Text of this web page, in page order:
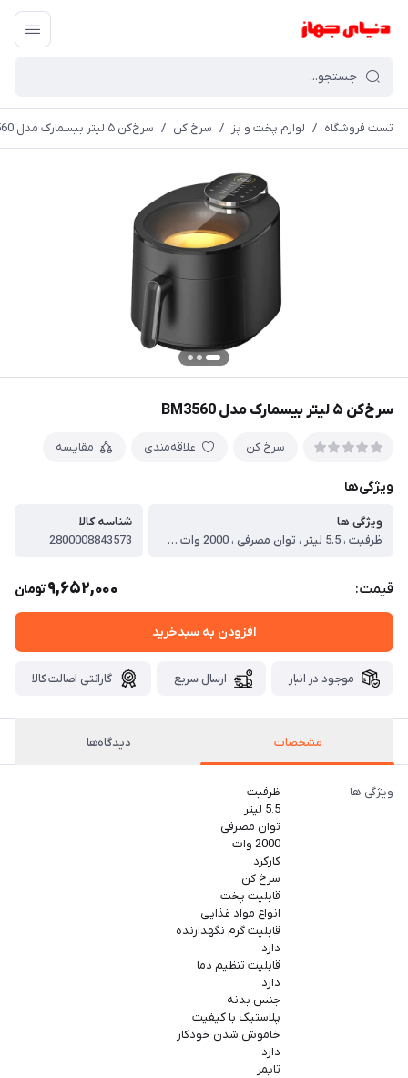
تست فروشگاه / لوازم پخت و پز / سرخ کن / سرخ‌کن ۵ لیتر بیسمارک مدل BM3560
سرخ‌کن ۵ لیتر بیسمارک مدل BM3560
سرخ کن علاقه‌مندی مقایسه
ویژگی‌ها
ویژگی ها
ظرفیت ، 5.5 لیتر ، توان مصرفی ، 2000 وات ، کارکرد ، سرخ کن ، قابلیت پخت ، انواع مواد غذایی ، قابلیت گرم نگهدارنده ، دارد ، قابلیت تنظیم دما ، دارد ، جنس بدنه ، پلاستیک با کیفیت ، خاموش شدن خودکار ، دارد ، تایمر ، تایمر 60 دقیقه‌ای ، نوع کنترل ، لمسی ، نوع محفظه ، کشویی ، شکل کاسه ، دایره ای ، جنس کاسه ، کلید روشن / خاموش ، دارد ، ظرفیت به نفر ، بیش از 6 نفر ، نمایشگر ، دارد ، صفحه نمایش لمسی ، دارد ، نوع دستگیره ، سرد ، قابلیت نظافت ، دارد ، سایر مشخصات ، دارای مخزن شفاف
شناسه کالا
2800008843573
قیمت: 9,652,000تومان
افزودن به سبدخرید
موجود در انبار ارسال سریع گارانتی اصالت کالا
مشخصات دیدگاه‌ها
ویژگی ها
ظرفیت
5.5 لیتر
توان مصرفی
2000 وات
کارکرد
سرخ کن
قابلیت پخت
انواع مواد غذایی
قابلیت گرم نگهدارنده
دارد
قابلیت تنظیم دما
دارد
جنس بدنه
پلاستیک با کیفیت
خاموش شدن خودکار
دارد
تایمر